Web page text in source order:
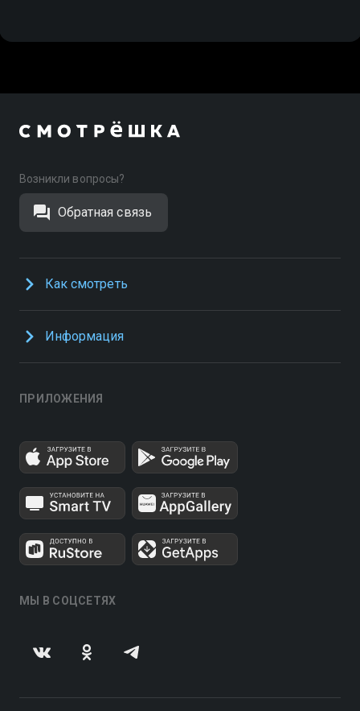
Возникли вопросы?
Обратная связь
Как смотреть
Информация
ПРИЛОЖЕНИЯ
МЫ В СОЦСЕТЯХ